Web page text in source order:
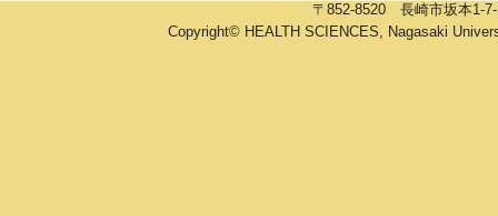
〒852-8520 長崎市坂本1-
Copyright© HEALTH SCIENCES, Nagasaki